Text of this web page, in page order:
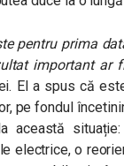
pentru prima
important ar
El a spus că
pe fondul
această
electrice, o